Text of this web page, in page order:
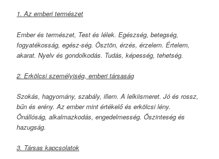
1. Az emberi természet
Ember és természet, Test és lélek. Egészség, betegség,
fogyatékosság, egész-ség. Ösztön, érzés, érzelem. Értelem,
akarat. Nyelv és gondolkodás. Tudás, képesség, tehetség.
2. Erkölcsi személyiség, emberi társaság
Szokás, hagyomány, szabály, illem. A lelkiismeret. Jó és rossz,
bűn és erény. Az ember mint értékelő és erkölcsi lény.
Önállóság, alkalmazkodás, engedelmesség. Őszinteség és
hazugság.
3. Társas kapcsolatok